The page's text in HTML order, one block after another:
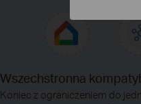
Wszechstronna
Koniec z ograniczeniem do